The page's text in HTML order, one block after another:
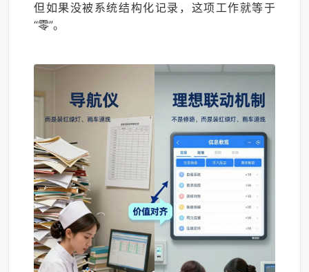
但如果没被系统结构化记录，这项工作就等于
“零”。